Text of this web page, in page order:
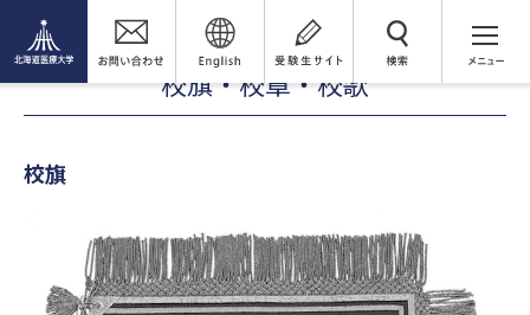
検 索
校旗・校章・校歌
校旗